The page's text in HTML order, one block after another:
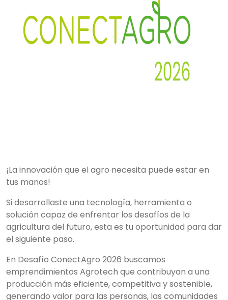
¡La innovación que el agro necesita puede estar en
tus manos!
Si desarrollaste una tecnología, herramienta o
solución capaz de enfrentar los desafíos de la
agricultura del futuro, esta es tu oportunidad para dar
el siguiente paso.
En Desafío ConectAgro 2026 buscamos
emprendimientos Agrotech que contribuyan a una
producción más eficiente, competitiva y sostenible,
generando valor para las personas, las comunidades